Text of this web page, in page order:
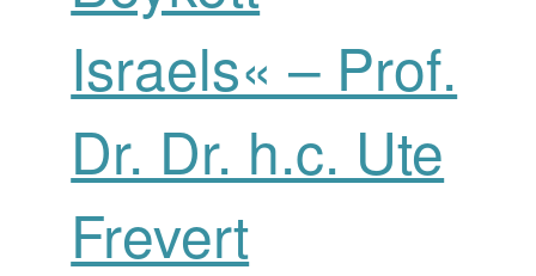
Israels« – Prof.
Dr. Dr. h.c. Ute
Frevert